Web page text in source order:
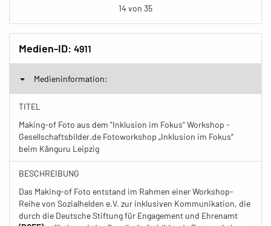
14 von 35
Medien-ID: 4911
Medieninformation:
TITEL
Making-of Foto aus dem "Inklusion im Fokus" Workshop -
Gesellschaftsbilder.de Fotoworkshop „Inklusion im Fokus“
beim Känguru Leipzig
BESCHREIBUNG
Das Making-of Foto entstand im Rahmen einer Workshop-
Reihe von Sozialhelden e.V. zur inklusiven Kommunikation, die
durch die Deutsche Stiftung für Engagement und Ehrenamt